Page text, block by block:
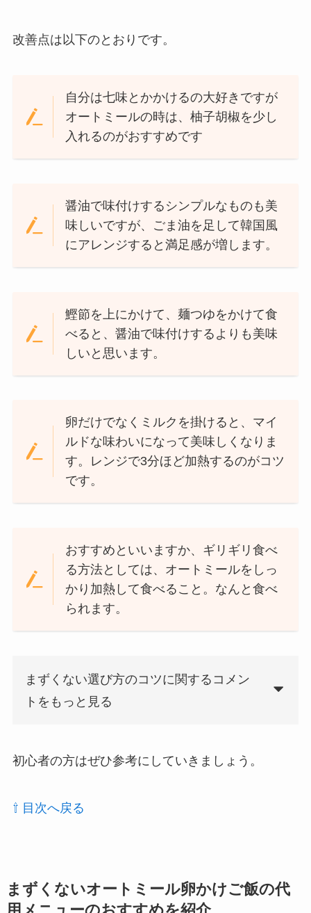
改善点は以下のとおりです。
自分は七味とかかけるの大好きですが
オートミールの時は、柚子胡椒を少し
入れるのがおすすめです
醤油で味付けするシンプルなものも美
味しいですが、ごま油を足して韓国風
にアレンジすると満足感が増します。
鰹節を上にかけて、麺つゆをかけて食
べると、醤油で味付けするよりも美味
しいと思います。
卵だけでなくミルクを掛けると、マイ
ルドな味わいになって美味しくなりま
す。レンジで3分ほど加熱するのがコツ
です。
おすすめといいますか、ギリギリ食べ
る方法としては、オートミールをしっ
かり加熱して食べること。なんと食べ
られます。
まずくない選び方のコツに関するコメン
トをもっと見る
初心者の方はぜひ参考にしていきましょう。
⇧ 目次へ戻る
まずくないオートミール卵かけご飯の代